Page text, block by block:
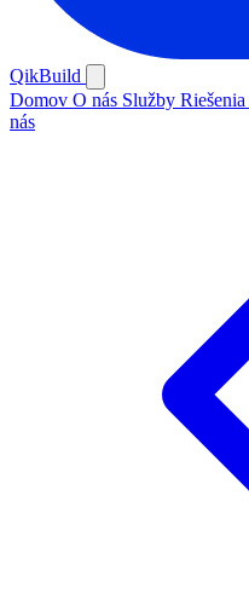
QikBuild
Domov O nás Služby Riešenia
nás